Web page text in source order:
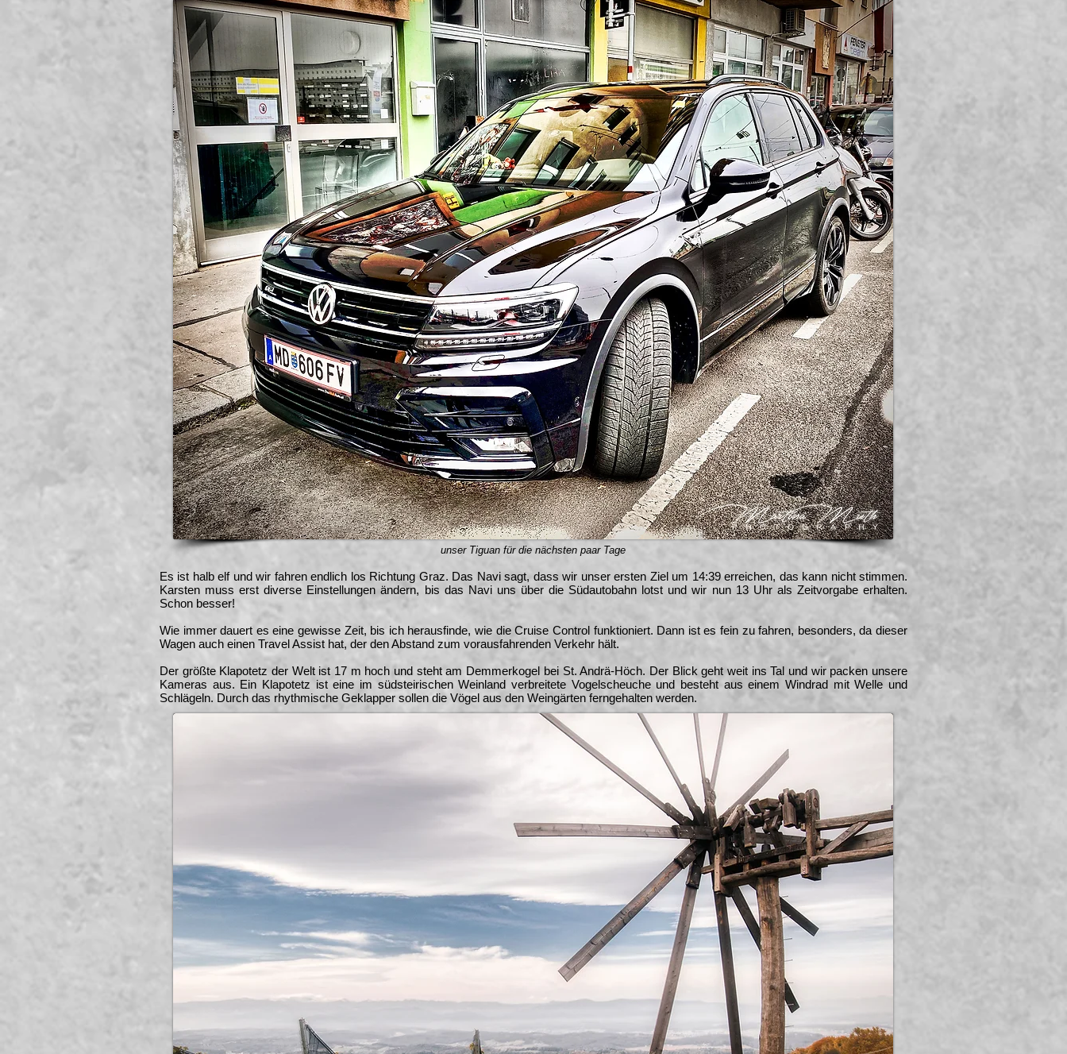
unser Tiguan für die nächsten paar Tage
Es ist halb elf und wir fahren endlich los Richtung Graz. Das Navi sagt, dass wir unser ersten Ziel um 14:39 erreichen, das kann nicht stimmen.
Karsten muss erst diverse Einstellungen ändern, bis das Navi uns über die Südautobahn lotst und wir nun 13 Uhr als Zeitvorgabe erhalten.
Schon besser!
Wie immer dauert es eine gewisse Zeit, bis ich herausfinde, wie die Cruise Control funktioniert. Dann ist es fein zu fahren, besonders, da dieser
Wagen auch einen Travel Assist hat, der den Abstand zum vorausfahrenden Verkehr hält.
Der größte Klapotetz der Welt ist 17 m hoch und steht am Demmerkogel bei St. Andrä-Höch. Der Blick geht weit ins Tal und wir packen unsere
Kameras aus. Ein Klapotetz ist eine im südsteirischen Weinland verbreitete Vogelscheuche und besteht aus einem Windrad mit Welle und
Schlägeln. Durch das rhythmische Geklapper sollen die Vögel aus den Weingärten ferngehalten werden.